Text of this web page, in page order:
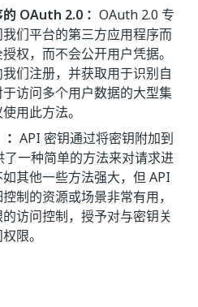
OAuth 2.0： OAuth 2.0 专
们平台的第三方应用程序而
权，而不会公开用户凭据。
们注册，并获取用于识别自
访问多个用户数据的大型集
用此方法。
API 密钥通过将密钥附加到
一种简单的方法来对请求进
其他一些方法强大，但 API
制的资源或场景非常有用，
访问控制，授予对与密钥关
限。